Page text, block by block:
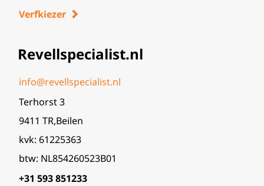
Verfkiezer
Revellspecialist.nl
info@revellspecialist.nl
Terhorst 3
9411 TR,Beilen
kvk: 61225363
btw: NL854260523B01
+31 593 851233